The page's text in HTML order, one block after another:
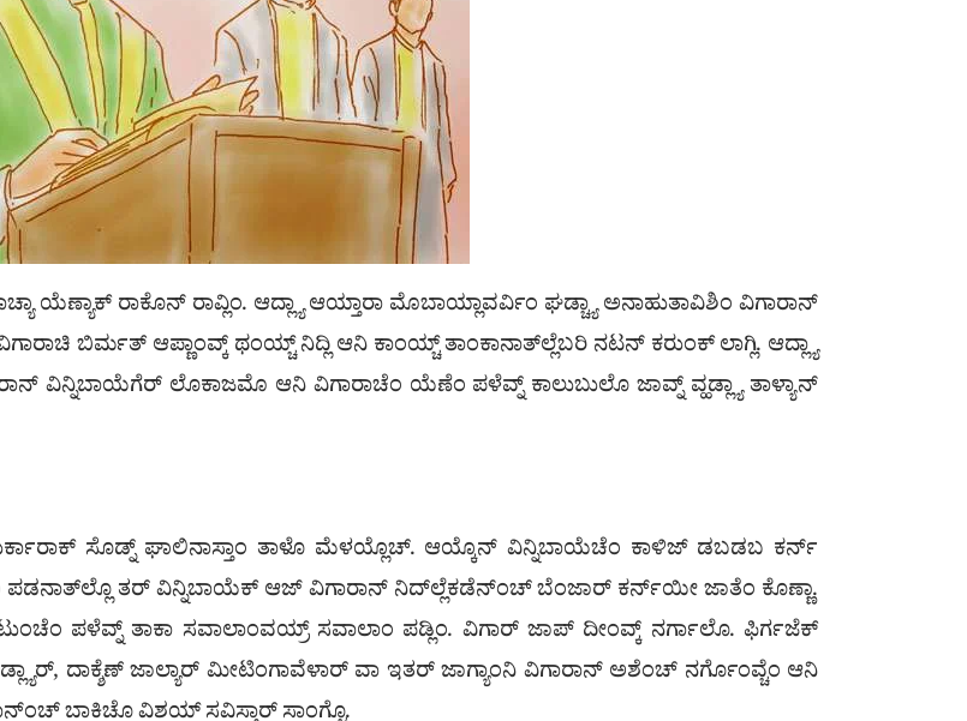
ಯೆಣ್ಯಾಕ್ ರಾಕೊನ್ ರಾವ್ಲಿಂ. ಆದ್ಲ್ಯಾ ಆಯ್ತಾರಾ ಮೊಬಾಯ್ಲಾವರ್ವಿಂ ಘಡ್ಚ್ಯಾ ಅನಾಹುತಾವಿಶಿಂ ವಿಗಾರಾನ್
ಬಿರ್ಮತ್ ಆಪ್ಣಾಂವ್ಕ್ ಥಂಯ್ಚ್ ನಿದ್ಲಿ ಆನಿ ಕಾಂಯ್ಚ್ ತಾಂಕಾನಾತ್‌ಲ್ಲೆಬರಿ ನಟನ್ ಕರುಂಕ್ ಲಾಗ್ಲಿ. ಆದ್ಲ್ಯಾ
ವಿನ್ನಿಬಾಯೆಗೆರ್ ಲೊಕಾಜಮೊ ಆನಿ ವಿಗಾರಾಚೆಂ ಯೆಣೆಂ ಪಳೆವ್ನ್ ಕಾಲುಬುಲೊ ಜಾವ್ನ್ ವ್ಹಡ್ಲ್ಯಾ ತಾಳ್ಯಾನ್
ಸೊಡ್ನ್ ಘಾಲಿನಾಸ್ತಾಂ ತಾಳೊ ಮೆಳಯ್ಲೊಚ್. ಆಯ್ಕೊನ್ ವಿನ್ನಿಬಾಯೆಚೆಂ ಕಾಳಿಜ್ ಡಬಡಬ ಕರ್ನ್
ತರ್ ವಿನ್ನಿಬಾಯೆಕ್ ಆಜ್ ವಿಗಾರಾನ್ ನಿದ್‌ಲ್ಲೆಕಡೆನ್ಂಚ್ ಬೆಂಜಾರ್ ಕರ್ನ್‍ಯೀ ಜಾತೆಂ ಕೊಣ್ಣಾ.
ಪಳೆವ್ನ್ ತಾಕಾ ಸವಾಲಾಂವಯ್ರ್ ಸವಾಲಾಂ ಪಡ್ಲಿಂ. ವಿಗಾರ್ ಜಾಪ್ ದೀಂವ್ಕ್ ನರ್ಗಾಲೊ. ಫಿರ್ಗಜೆಕ್
ದಾಕ್ಶೆಣ್ ಜಾಲ್ಯಾರ್ ಮೀಟಿಂಗಾವೆಳಾರ್ ವಾ ಇತರ್ ಜಾಗ್ಯಾಂನಿ ವಿಗಾರಾನ್ ಅಶೆಂಚ್ ನರ್ಗೊಂವ್ಚೆಂ ಆನಿ